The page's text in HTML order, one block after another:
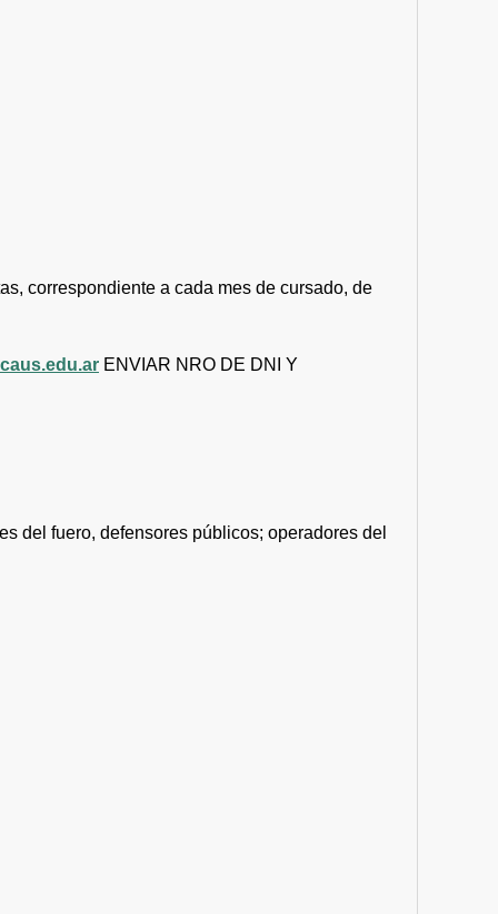
correspondiente a cada mes de cursado, de
ENVIAR NRO DE DNI Y
del fuero, defensores públicos; operadores del